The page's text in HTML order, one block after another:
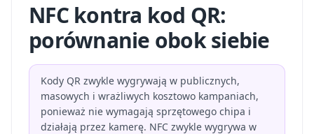
NFC kontra kod QR:
porównanie obok siebie
Kody QR zwykle wygrywają w publicznych,
masowych i wrażliwych kosztowo kampaniach,
ponieważ nie wymagają sprzętowego chipa i
działają przez kamerę. NFC zwykle wygrywa w